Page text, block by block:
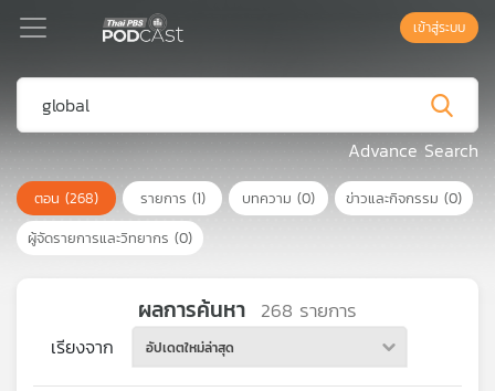
Podcast
เพล
ย์
ลิ
เพล
เข้าสู่ระบบ
Advance Search
ตอน (268) รายการ (1) บทความ (0) ข่าวและกิจกรรม (0)
ผู้จัดรายการและวิทยากร (0)
ผลการค้นหา 268 รายการ
เรียงจาก อัปเดตใหม่ล่าสุด